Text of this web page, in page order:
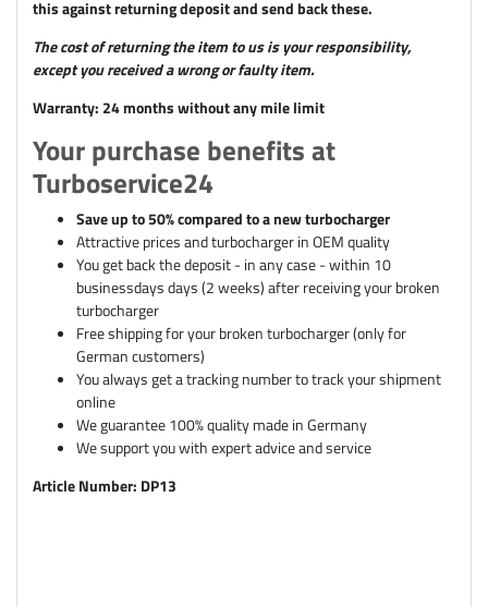
this against returning deposit and send back these.
The cost of returning the item to us is your responsibility,
except you received a wrong or faulty item.
Warranty: 24 months without any mile limit
Your purchase benefits at
Turboservice24
Save up to 50% compared to a new turbocharger
Attractive prices and turbocharger in OEM quality
You get back the deposit - in any case - within 10
businessdays days (2 weeks) after receiving your broken
turbocharger
Free shipping for your broken turbocharger (only for
German customers)
You always get a tracking number to track your shipment
online
We guarantee 100% quality made in Germany
We support you with expert advice and service
Article Number: DP13